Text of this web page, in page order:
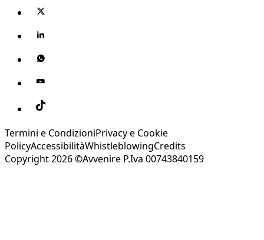
Termini e CondizioniPrivacy e Cookie
PolicyAccessibilitàWhistleblowingCredits
Copyright 2026 ©Avvenire P.Iva 00743840159